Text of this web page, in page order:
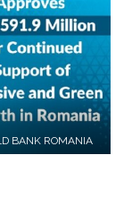
BANK ROMANIA